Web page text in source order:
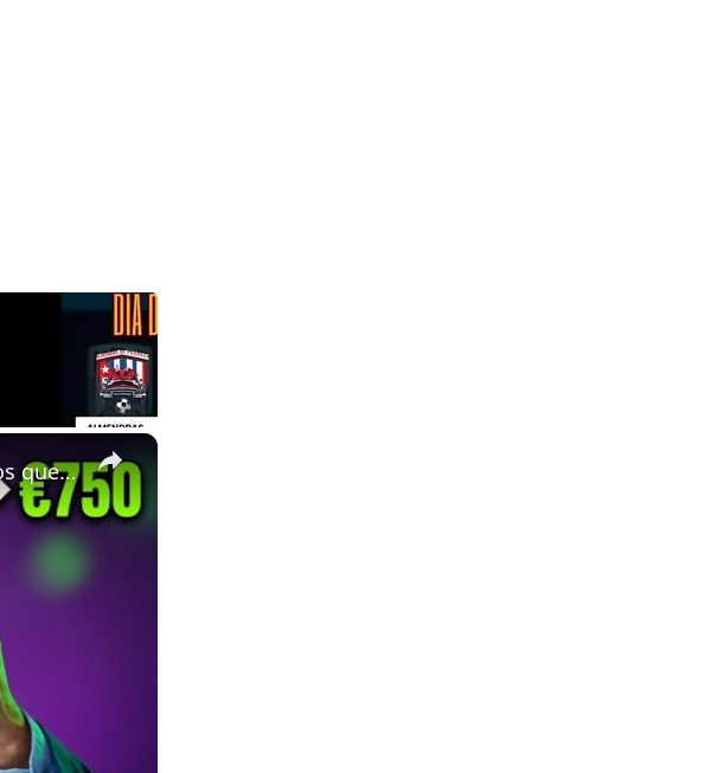
×
✈️ Bali a Estrasburgo por 750 € en vez de 1700 € — El Truco de Vuelos que Ocultan las Comparadoras 🤯